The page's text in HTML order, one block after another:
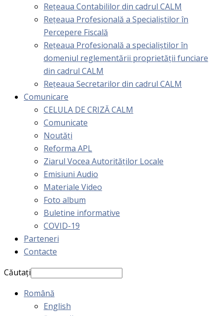
Rețeaua Contabililor din cadrul CALM
Rețeaua Profesională a Specialiștilor în
Percepere Fiscală
Reţeaua Profesională a specialiştilor în
domeniul reglementării proprietăţii funciare
din cadrul CALM
Rețeaua Secretarilor din cadrul CALM
Comunicare
CELULA DE CRIZĂ CALM
Comunicate
Noutăți
Reforma APL
Ziarul Vocea Autorităților Locale
Emisiuni Audio
Materiale Video
Foto album
Buletine informative
COVID-19
Parteneri
Contacte
Căutați
Română
English